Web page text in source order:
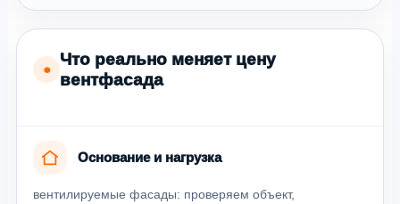
●
Что реально меняет цену
вентфасада
Основание и нагрузка
вентилируемые фасады: проверяем объект,